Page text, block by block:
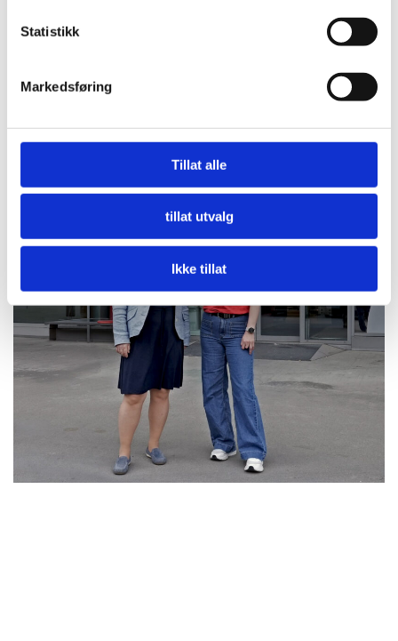
Statistikk
Markedsføring
Tillat alle
tillat utvalg
Ikke tillat
Nå må offentlige innkjøpere etterspørre miljø